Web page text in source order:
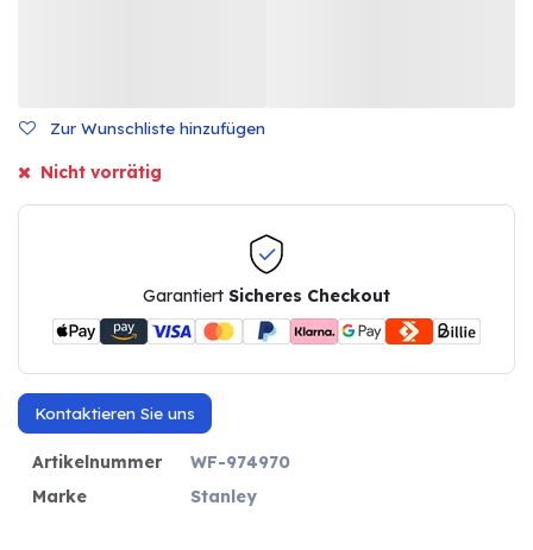
Zur Wunschliste hinzufügen
Nicht vorrätig
Garantiert Sicheres Checkout
Kontaktieren Sie uns
Artikelnummer
WF-974970
Marke
Stanley